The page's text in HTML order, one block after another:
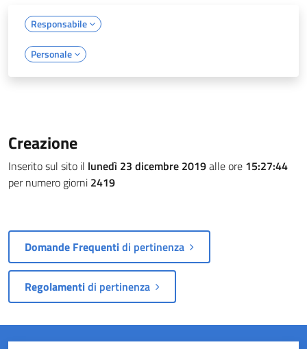
Responsabile
Personale
Creazione
Inserito sul sito il lunedì 23 dicembre 2019alle ore 15:27:44
per numero giorni 2419
Domande Frequentidi pertinenza
Regolamentidi pertinenza